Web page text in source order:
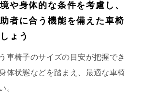
や身体的な条件を考慮し、
者に合う機能を備えた車椅
ょう
車椅子のサイズの目安が把握でき
体状態などを踏まえ、最適な車椅
。